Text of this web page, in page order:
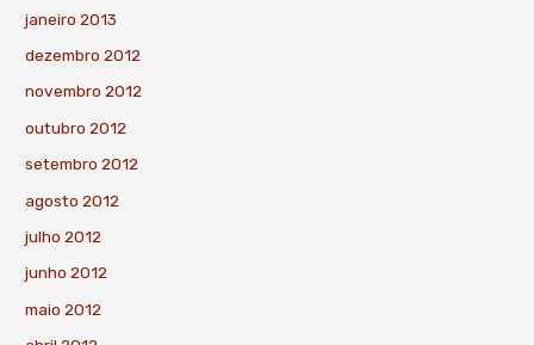
janeiro 2013
dezembro 2012
novembro 2012
outubro 2012
setembro 2012
agosto 2012
julho 2012
junho 2012
maio 2012